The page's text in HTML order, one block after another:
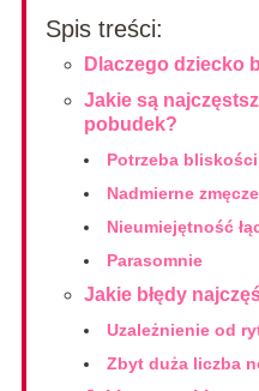
Spis treści:
Dlaczego dziecko
Jakie są
pobudek?
Potrzeba bliskości
Nadmierne
Nieumiejętność
Parasomnie
Jakie błędy
Uzależnienie od
Zbyt duża liczba